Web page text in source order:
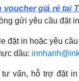
voucher giá rẻ tại
gửi yêu cầu đặt
đặt in hoặc yêu
dầu:
tư vấn, hỗ trợ đặt